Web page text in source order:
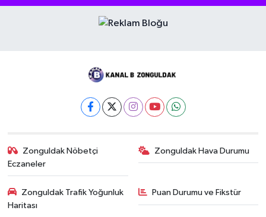
Zonguldak Nöbetçi
Eczaneler
Zonguldak Hava Durumu
Zonguldak Trafik Yoğunluk
Haritası
Puan Durumu ve Fikstür